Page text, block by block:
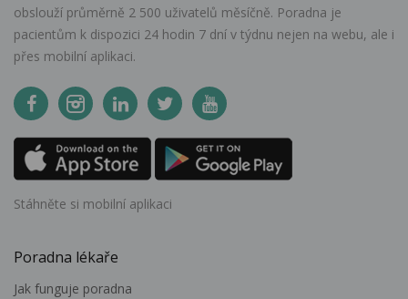
obslouží průměrně 2 500 uživatelů měsíčně. Poradna je
pacientům k dispozici 24 hodin 7 dní v týdnu nejen na webu, ale i
přes mobilní aplikaci.
Stáhněte si mobilní aplikaci
Poradna lékaře
Jak funguje poradna